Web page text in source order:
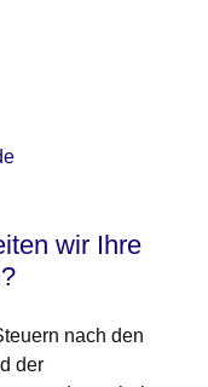
wir Ihre
nach den
der